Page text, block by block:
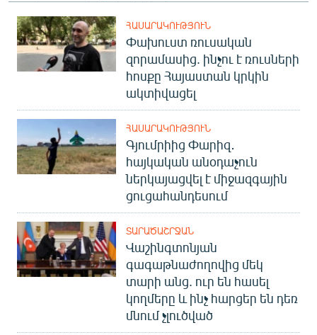
ՀԱՍԱՐԱԿՈՒԹՅՈՒՆ
Փախուստ ռուսական
զորամասից. ինչու է ռուսների
հոսքը Հայաստան կրկին
ակտիվացել
ՀԱՍԱՐԱԿՈՒԹՅՈՒՆ
Գյումրիից Փարիզ․
հայկական անօդաչուն
ներկայացվել է միջազգային
ցուցահանդեսում
ՏԱՐԱԾԱՇՐՋԱՆ
Վաշինգտոնյան
գագաթնաժողովից մեկ
տարի անց. ուր են հասել
կողմերը և ինչ հարցեր են դեռ
մնում չլուծված